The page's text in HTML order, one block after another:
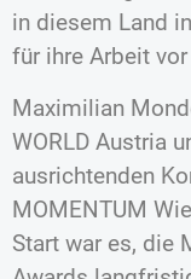
in diesem Land
für ihre Arbeit
Maximilian
WORLD Austria
ausrichtenden
MOMENTUM
Start war es, die